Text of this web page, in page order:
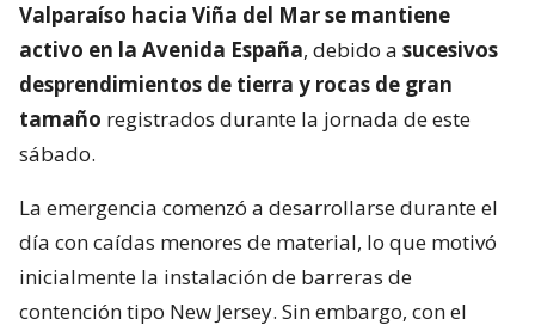
Valparaíso hacia Viña del Mar se mantiene
activo en la Avenida España, debido a sucesivos
desprendimientos de tierra y rocas de gran
tamaño registrados durante la jornada de este
sábado.
La emergencia comenzó a desarrollarse durante el
día con caídas menores de material, lo que motivó
inicialmente la instalación de barreras de
contención tipo New Jersey. Sin embargo, con el